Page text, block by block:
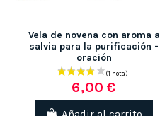
Vela de novena con aroma a
salvia para la purificación -
oración
6,00 €